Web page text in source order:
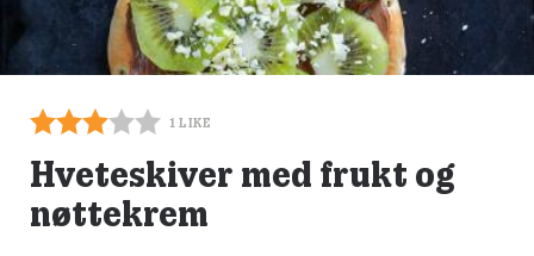
1 LIKE
Hveteskiver med frukt og
nøttekrem